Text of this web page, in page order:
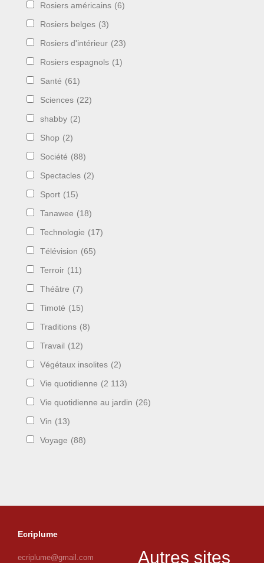
Rosiers américains (6)
Rosiers belges (3)
Rosiers d'intérieur (23)
Rosiers espagnols (1)
Santé (61)
Sciences (22)
shabby (2)
Shop (2)
Société (88)
Spectacles (2)
Sport (15)
Tanawee (18)
Technologie (17)
Télévision (65)
Terroir (11)
Théâtre (7)
Timoté (15)
Traditions (8)
Travail (12)
Végétaux insolites (2)
Vie quotidienne (2 113)
Vie quotidienne au jardin (26)
Vin (13)
Voyage (88)
Ecriplume
ecriplume@gmail.com Autres sites